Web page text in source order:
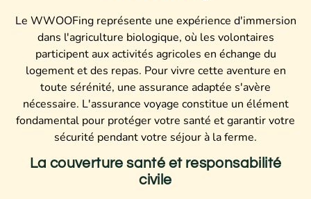
Le WWOOFing représente une expérience d'immersion
dans l'agriculture biologique, où les volontaires
participent aux activités agricoles en échange du
logement et des repas. Pour vivre cette aventure en
toute sérénité, une assurance adaptée s'avère
nécessaire. L'assurance voyage constitue un élément
fondamental pour protéger votre santé et garantir votre
sécurité pendant votre séjour à la ferme.
La couverture santé et responsabilité
civile